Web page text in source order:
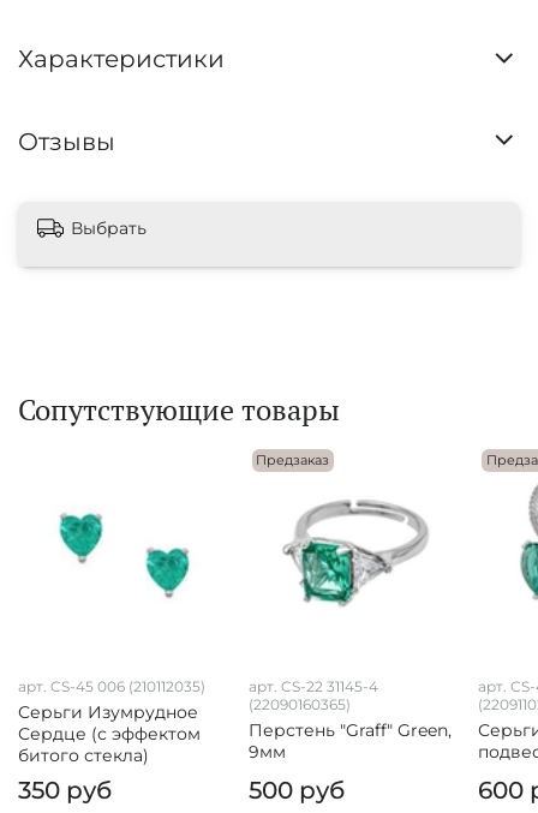
Характеристики
Отзывы
Выбрать
Сопутствующие товары
арт. CS-45 006 (210112035)
Серьги Изумрудное
Сердце (с эффектом
битого стекла)
350 руб
Предзаказ
арт. CS-22 31145-4
(22090160365)
Перстень "Graff" Green,
9мм
500 руб
арт.
600